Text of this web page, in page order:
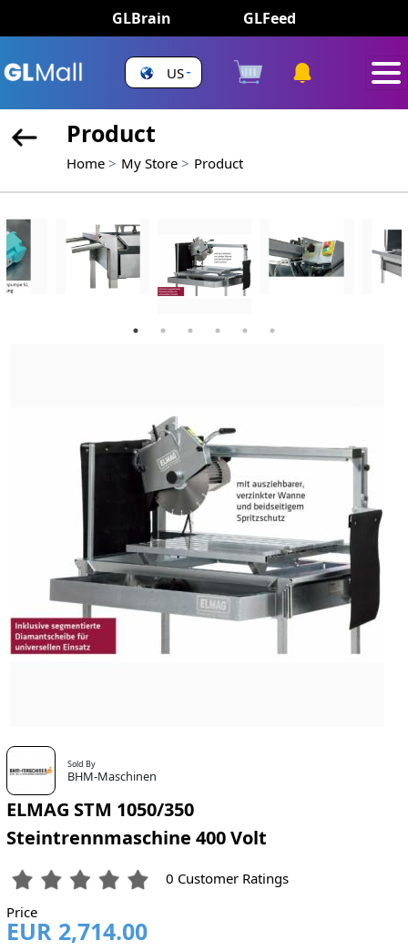
GLBrain GLFeed
US
Product
Home My Store Product
Sold By
BHM-Maschinen
ELMAG STM 1050/350
Steintrennmaschine 400 Volt
0 Customer Ratings
Price
EUR 2,714.00